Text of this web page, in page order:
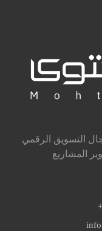
التسويق الرقمي
المشاريع